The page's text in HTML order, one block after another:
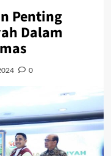
Penting
Dalam
0